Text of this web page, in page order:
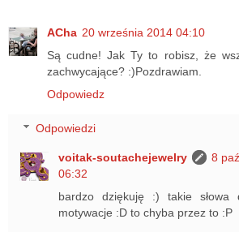
ACha 20 września 2014 04:10
Są cudne! Jak Ty to robisz, że
zachwycające? :)Pozdrawiam.
Odpowiedz
Odpowiedzi
voitak-soutachejewelry
8
06:32
bardzo dziękuję :) takie słowa
motywacje :D to chyba przez to :P